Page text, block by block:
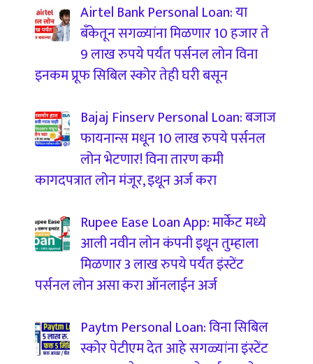
Airtel Bank Personal Loan: या
बँकेतून सगळ्यांना मिळणार 10 हजार ते
9 लाख रुपये पर्यंत पर्सनल लोन विना
इनकम प्रूफ सिबिल स्कोर तेही घरी बसून
Bajaj Finserv Personal Loan: बजाज
फायनान्स मधून 10 लाख रुपये पर्सनल
लोन भेटणार! विना तारण कमी
कागदपत्रात लोन मंजूर, इथून अर्ज करा
Rupee Ease Loan App: मार्केट मध्ये
आली नवीन लोन कंपनी इथून तुम्हाला
मिळणार 3 लाख रुपये पर्यंत इंस्टेंट
पर्सनल लोन असा करा ऑनलाईन अर्ज
Paytm Personal Loan: विना सिबिल
स्कोर पेटीएम देत आहे सगळ्यांना इंस्टेंट